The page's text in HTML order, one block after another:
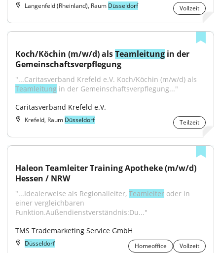
Langenfeld (Rheinland), Raum Düsseldorf Vollzeit
Koch/Köchin (m/w/d) als Teamleitung in der
Gemeinschaftsverpflegung
Teamleitung in der Gemeinschaftsverpflegung..."
Caritasverband Krefeld e.V.
Krefeld, Raum Düsseldorf Teilzeit
Haleon Teamleiter Training Apotheke (m/w/d)
Hessen / NRW
"...Idealerweise als Regionalleiter, Teamleiter oder in
einer vergleichbaren
Funktion.Außendienstverständnis:Du..."
TMS Trademarketing Service GmbH
Düsseldorf Homeoffice
Vollzeit